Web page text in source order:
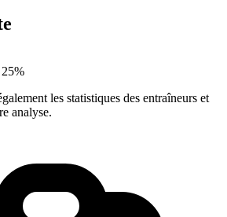
25%
les statistiques des entraîneurs et
analyse.